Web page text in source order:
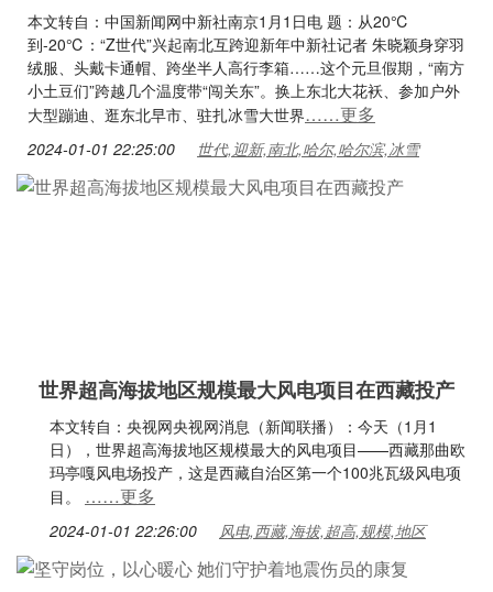
本文转自：中国新闻网中新社南京1月1日电 题：从20℃
到-20℃：“Z世代”兴起南北互跨迎新年中新社记者 朱晓颖身穿羽
绒服、头戴卡通帽、跨坐半人高行李箱……这个元旦假期，“南方
小土豆们”跨越几个温度带“闯关东”。换上东北大花袄、参加户外
大型蹦迪、逛东北早市、驻扎冰雪大世界……更多
2024-01-01 22:25:00 世代,迎新,南北,哈尔,哈尔滨,冰雪
世界超高海拔地区规模最大风电项目在西藏投产
本文转自：央视网央视网消息（新闻联播）：今天（1月1
日），世界超高海拔地区规模最大的风电项目——西藏那曲欧
玛亭嘎风电场投产，这是西藏自治区第一个100兆瓦级风电项
目。 ……更多
2024-01-01 22:26:00 风电,西藏,海拔,超高,规模,地区